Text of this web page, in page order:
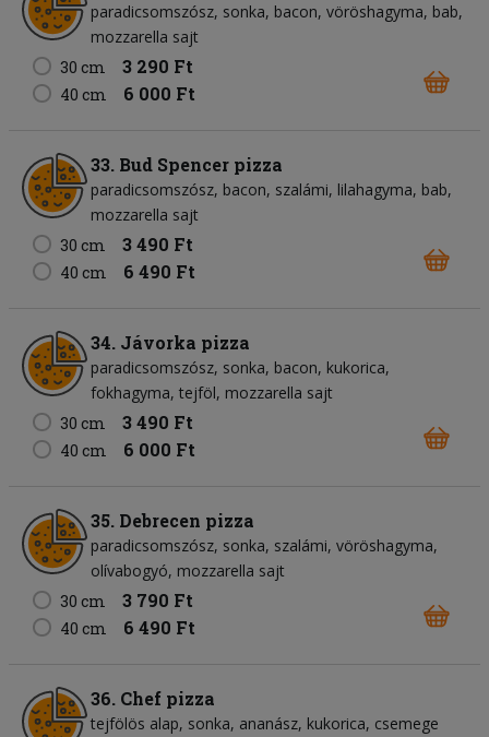
paradicsomszósz sonka bacon vöröshagyma bab
mozzarella sajt
30 cm
3 290 Ft
40 cm 6 000 Ft
33. Bud Spencer pizza
paradicsomszósz bacon szalámi lilahagyma bab
mozzarella sajt
30 cm
3 490 Ft
40 cm 6 490 Ft
34. Jávorka pizza
paradicsomszósz sonka bacon kukorica
fokhagyma tejföl mozzarella sajt
30 cm
3 490 Ft
40 cm 6 000 Ft
35. Debrecen pizza
paradicsomszósz sonka szalámi vöröshagyma
olívabogyó mozzarella sajt
30 cm
3 790 Ft
40 cm 6 490 Ft
36. Chef pizza
tejfölös alap sonka ananász kukorica csemege